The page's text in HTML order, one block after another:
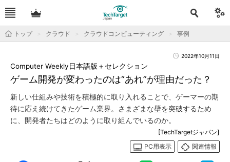
トップ クラウド クラウドコンピューティング 事例
2022年10月11日
ゲーム開発が変わったのは“あれ”が理由だった？
Computer Weekly日本語版＋セレクション
新しい仕組みや技術を積極的に取り入れることで、ゲーマーの期
待に応え続けてきたゲーム業界。さまざまな壁を突破するため
に、開発者たちはどのように取り組んでいるのか。
[TechTargetジャパン]
PC用表示
関連情報